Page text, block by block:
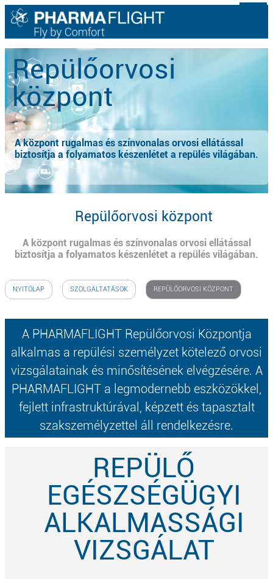
Repülőorvosi
központ
A központ rugalmas és színvonalas orvosi ellátással
biztosítja a folyamatos készenlétet a repülés világában.
Repülőorvosi központ
A központ rugalmas és színvonalas orvosi ellátással
biztosítja a folyamatos készenlétet a repülés világában.
NYITÓLAP SZOLGÁLTATÁSOK REPÜLŐORVOSI KÖZPONT
A PHARMAFLIGHT Repülőorvosi Központja
alkalmas a repülési személyzet kötelező orvosi
vizsgálatainak és minősítésének elvégzésére. A
PHARMAFLIGHT a legmodernebb eszközökkel,
fejlett infrastruktúrával, képzett és tapasztalt
szakszemélyzettel áll rendelkezésre.
REPÜLŐ
EGÉSZSÉGÜGYI
ALKALMASSÁGI
VIZSGÁLAT